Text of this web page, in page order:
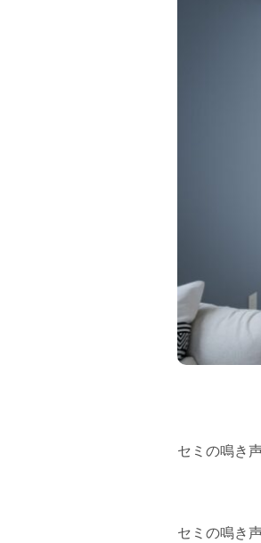
セミの鳴き
セミの鳴き